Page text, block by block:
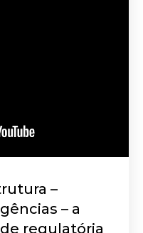
–
– a
regulatória